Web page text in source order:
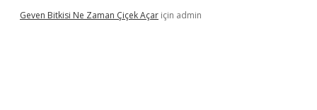
Geven Bitkisi Ne Zaman Çiçek Açar için admin